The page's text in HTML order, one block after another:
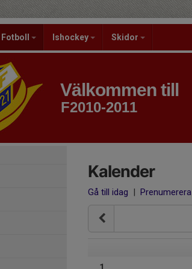
Fotboll Ishockey Skidor
Välkommen till
F2010-2011
Kalender
Gå till idag | Prenumerera